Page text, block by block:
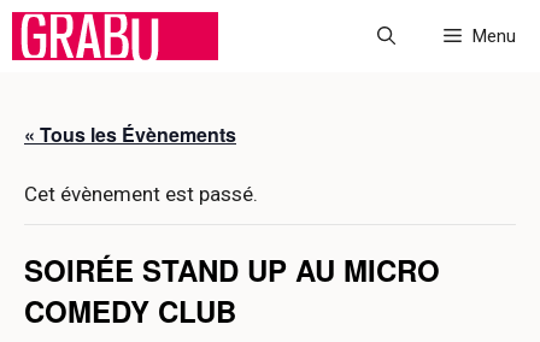
Aller
Menu
« Tous les Évènements
Cet évènement est passé.
SOIRÉE STAND UP AU MICRO
COMEDY CLUB